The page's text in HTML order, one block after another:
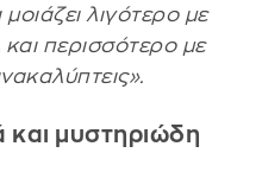
λιγότερο με
περισσότερο με
και μυστηριώδη